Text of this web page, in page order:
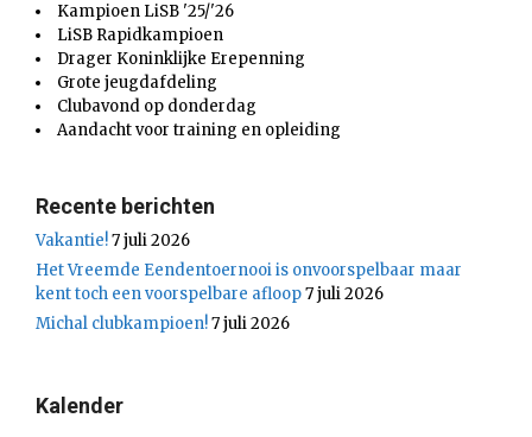
Kampioen LiSB '25/'26
LiSB Rapidkampioen
Drager Koninklijke Erepenning
Grote jeugdafdeling
Clubavond op donderdag
Aandacht voor training en opleiding
Recente berichten
Vakantie!7 juli 2026
Het Vreemde Eendentoernooi is onvoorspelbaar maar
kent toch een voorspelbare afloop7 juli 2026
Michal clubkampioen!7 juli 2026
Kalender